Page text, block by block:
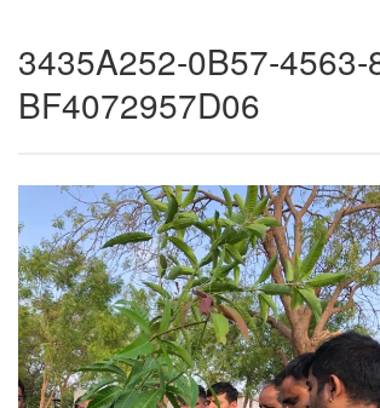
3435A252-0B57-4563-
BF4072957D06